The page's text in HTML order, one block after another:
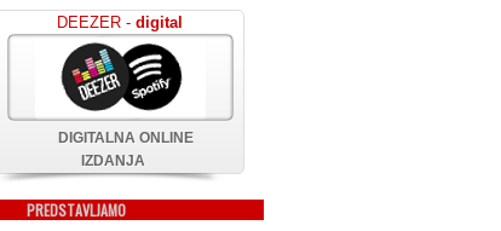
DEEZER - digital
DIGITALNA ONLINE
IZDANJA
PREDSTAVLJAMO